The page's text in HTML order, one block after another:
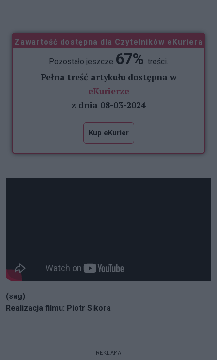
Zawartość dostępna dla Czytelników eKuriera
Pozostało jeszcze 67% treści.
Pełna treść artykułu dostępna w
eKurierze
z dnia 08-03-2024
Kup eKurier
(sag)
Realizacja filmu: Piotr Sikora
REKLAMA